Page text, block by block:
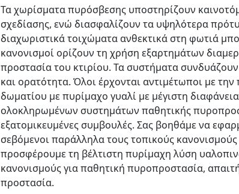
Τα χωρίσματα πυρόσβεσης υποστηρίζουν
σχεδίασης, ενώ διασφαλίζουν τα υψηλότερα
διαχωριστικά τοιχώματα ανθεκτικά στη φωτιά
κανονισμοί ορίζουν τη χρήση εξαρτημάτων
προστασία του κτιρίου. Τα συστήματα
και ορατότητα. Όλοι έρχονται αντιμέτωποι με
δωματίου με πυρίμαχο γυαλί με μέγιστη
ολοκληρωμένων συστημάτων παθητικής
εξατομικευμένες συμβουλές. Σας βοηθάμε να
σεβόμενοι παράλληλα τους τοπικούς
προσφέρουμε τη βέλτιστη πυρίμαχη λύση
κανονισμούς για παθητική πυροπροστασία,
προστασία.